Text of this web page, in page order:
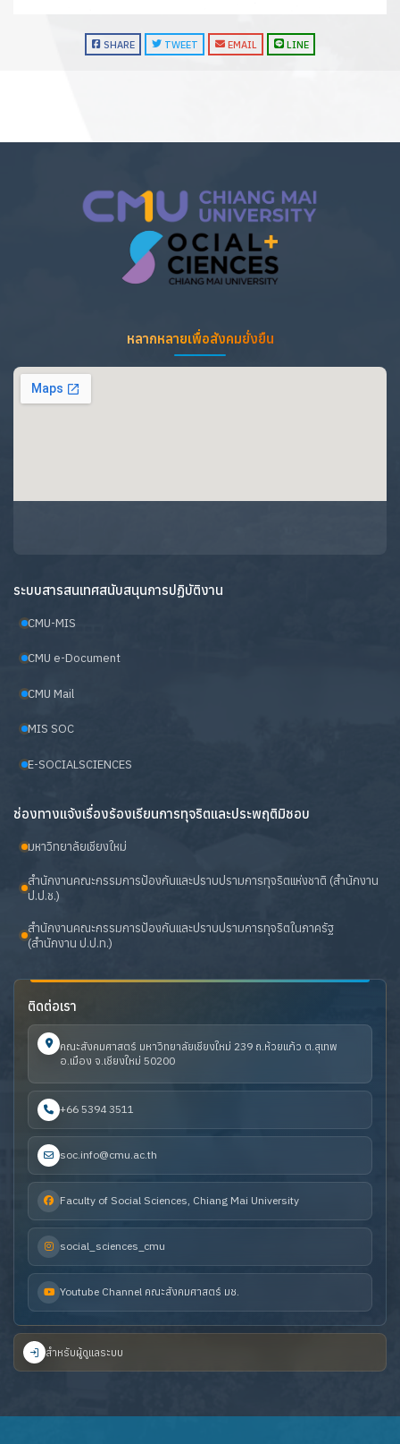
SHARE TWEET EMAIL LINE
หลากหลายเพื่อสังคมยั่งยืน
ระบบสารสนเทศสนับสนุนการปฏิบัติงาน
CMU-MIS
CMU e-Document
CMU Mail
MIS SOC
E-SOCIALSCIENCES
ช่องทางแจ้งเรื่องร้องเรียนการทุจริตและประพฤติมิชอบ
มหาวิทยาลัยเชียงใหม่
สำนักงานคณะกรรมการป้องกันและปราบปรามการทุจริตแห่งชาติ (สำนักงาน
ป.ป.ช.)
สำนักงานคณะกรรมการป้องกันและปราบปรามการทุจริตในภาครัฐ
(สำนักงาน ป.ป.ท.)
ติดต่อเรา
คณะสังคมศาสตร์ มหาวิทยาลัยเชียงใหม่ 239 ถ.ห้วยแก้ว ต.สุเทพ
อ.เมือง จ.เชียงใหม่ 50200
+66 5394 3511
soc.info@cmu.ac.th
Faculty of Social Sciences, Chiang Mai University
social_sciences_cmu
Youtube Channel คณะสังคมศาสตร์ มช.
สำหรับผู้ดูแลระบบ